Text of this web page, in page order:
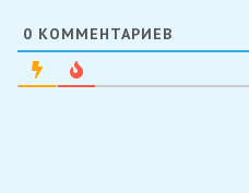
0 КОММЕНТАРИЕВ